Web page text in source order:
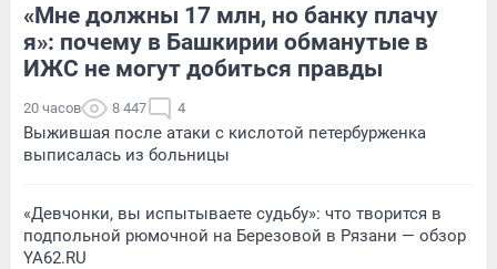
«Мне должны 17 млн, но банку плачу
я»: почему в Башкирии обманутые в
ИЖС не могут добиться правды
20 часов 8 447 4
Выжившая после атаки с кислотой петербурженка
выписалась из больницы
«Девчонки, вы испытываете судьбу»: что творится в
подпольной рюмочной на Березовой в Рязани — обзор
YA62.RU